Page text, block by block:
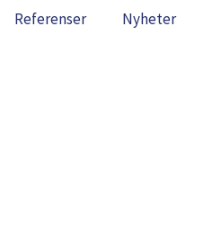
Referenser Nyheter